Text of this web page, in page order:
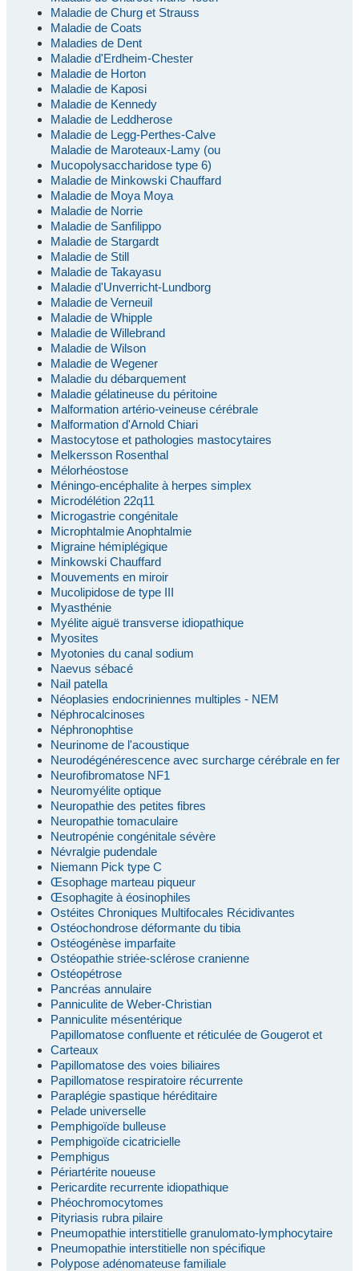
Maladie de Churg et Strauss
Maladie de Coats
Maladies de Dent
Maladie d'Erdheim-Chester
Maladie de Horton
Maladie de Kaposi
Maladie de Kennedy
Maladie de Leddherose
Maladie de Legg-Perthes-Calve
Maladie de Maroteaux-Lamy (ou
Mucopolysaccharidose type 6)
Maladie de Minkowski Chauffard
Maladie de Moya Moya
Maladie de Norrie
Maladie de Sanfilippo
Maladie de Stargardt
Maladie de Still
Maladie de Takayasu
Maladie d'Unverricht-Lundborg
Maladie de Verneuil
Maladie de Whipple
Maladie de Willebrand
Maladie de Wilson
Maladie de Wegener
Maladie du débarquement
Maladie gélatineuse du péritoine
Malformation artério-veineuse cérébrale
Malformation d'Arnold Chiari
Mastocytose et pathologies mastocytaires
Melkersson Rosenthal
Mélorhéostose
Méningo-encéphalite à herpes simplex
Microdélétion 22q11
Microgastrie congénitale
Microphtalmie Anophtalmie
Migraine hémiplégique
Minkowski Chauffard
Mouvements en miroir
Mucolipidose de type III
Myasthénie
Myélite aiguë transverse idiopathique
Myosites
Myotonies du canal sodium
Naevus sébacé
Nail patella
Néoplasies endocriniennes multiples - NEM
Néphrocalcinoses
Néphronophtise
Neurinome de l'acoustique
Neurodégénérescence avec surcharge cérébrale en fer
Neurofibromatose NF1
Neuromyélite optique
Neuropathie des petites fibres
Neuropathie tomaculaire
Neutropénie congénitale sévère
Névralgie pudendale
Niemann Pick type C
Œsophage marteau piqueur
Œsophagite à éosinophiles
Ostéites Chroniques Multifocales Récidivantes
Ostéochondrose déformante du tibia
Ostéogénèse imparfaite
Ostéopathie striée-sclérose cranienne
Ostéopétrose
Pancréas annulaire
Panniculite de Weber-Christian
Panniculite mésentérique
Papillomatose confluente et réticulée de Gougerot et
Carteaux
Papillomatose des voies biliaires
Papillomatose respiratoire récurrente
Paraplégie spastique héréditaire
Pelade universelle
Pemphigoïde bulleuse
Pemphigoïde cicatricielle
Pemphigus
Périartérite noueuse
Pericardite recurrente idiopathique
Phéochromocytomes
Pityriasis rubra pilaire
Pneumopathie interstitielle granulomato-lymphocytaire
Pneumopathie interstitielle non spécifique
Polypose adénomateuse familiale